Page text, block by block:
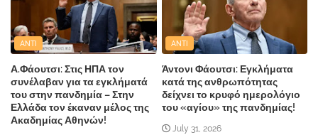
ANTI
Α.Φάουτσι: Στις ΗΠΑ τον
συνέλαβαν για τα εγκλήματά
του στην πανδημία – Στην
Ελλάδα τον έκαναν μέλος της
Ακαδημίας Αθηνών!
ANTI
Άντονι Φάουτσι: Εγκλήματα
κατά της ανθρωπότητας
δείχνει το κρυφό ημερολόγιο
του «αγίου» της πανδημίας!
July 31, 2026